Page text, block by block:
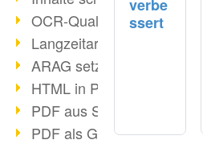
OCR-Qualität verbessert
Langzeitarchivierung PDF
ARAG setzt auf webPDF
HTML in PDF umwandeln
PDF aus SAP
PDF als Grafik exportieren
verbe
ssert